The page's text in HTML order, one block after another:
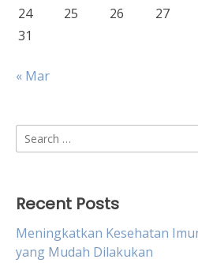
24 25 26 27
31
« Mar
Search
for:
Recent Posts
Meningkatkan Kesehatan
yang Mudah Dilakukan